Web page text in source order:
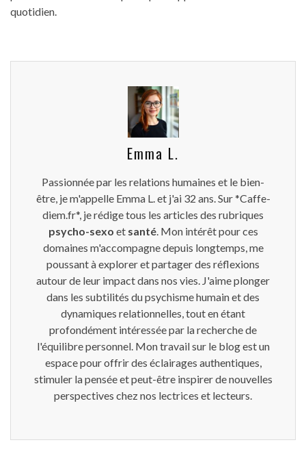
quotidien.
Emma L.
Passionnée par les relations humaines et le bien-
être, je m'appelle Emma L. et j'ai 32 ans. Sur *Caffe-
diem.fr*, je rédige tous les articles des rubriques
psycho-sexo et santé. Mon intérêt pour ces
domaines m'accompagne depuis longtemps, me
poussant à explorer et partager des réflexions
autour de leur impact dans nos vies. J'aime plonger
dans les subtilités du psychisme humain et des
dynamiques relationnelles, tout en étant
profondément intéressée par la recherche de
l'équilibre personnel. Mon travail sur le blog est un
espace pour offrir des éclairages authentiques,
stimuler la pensée et peut-être inspirer de nouvelles
perspectives chez nos lectrices et lecteurs.